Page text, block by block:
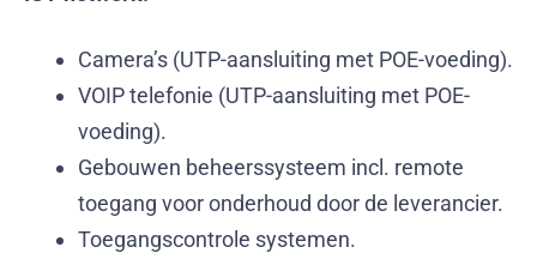
Camera’s (UTP-aansluiting met POE-voeding).
VOIP telefonie (UTP-aansluiting met POE-
voeding).
Gebouwen beheerssysteem incl. remote
toegang voor onderhoud door de leverancier.
Toegangscontrole systemen.